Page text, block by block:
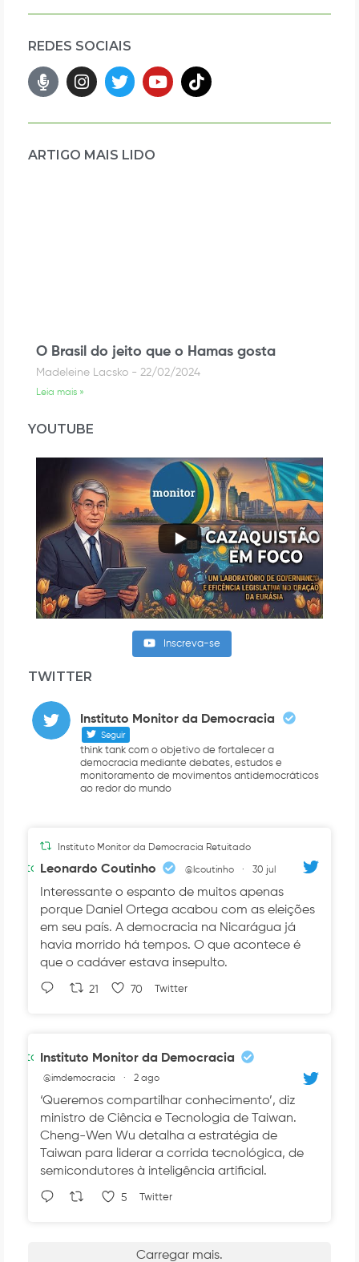
REDES SOCIAIS
ARTIGO MAIS LIDO
O Brasil do jeito que o Hamas gosta
Madeleine Lacsko 22/02/2024
Leia mais »
YOUTUBE
Inscreva-se
TWITTER
Instituto Monitor da Democracia
Seguir
think tank com o objetivo de fortalecer a
democracia mediante debates, estudos e
monitoramento de movimentos antidemocráticos
ao redor do mundo
Instituto Monitor da Democracia Retuitado
Avatar Leonardo Coutinho @lcoutinho · 30 jul
Interessante o espanto de muitos apenas
porque Daniel Ortega acabou com as eleições
em seu país. A democracia na Nicarágua já
havia morrido há tempos. O que acontece é
que o cadáver estava insepulto.
21 70 Twitter
Avatar Instituto Monitor da Democracia
@imdemocracia · 2 ago
‘Queremos compartilhar conhecimento’, diz
ministro de Ciência e Tecnologia de Taiwan.
Cheng-Wen Wu detalha a estratégia de
Taiwan para liderar a corrida tecnológica, de
semicondutores à inteligência artificial.
5 Twitter
Carregar mais.